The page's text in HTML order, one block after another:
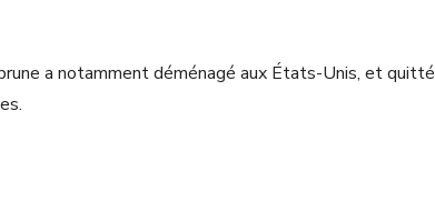
a notamment déménagé aux États-Unis, et quitté